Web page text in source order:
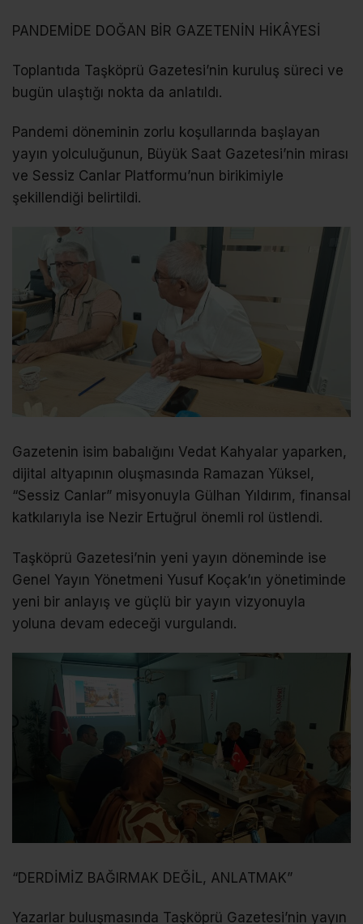
PANDEMİDE DOĞAN BİR GAZETENİN HİKÂYESİ
Toplantıda Taşköprü Gazetesi’nin kuruluş süreci ve
bugün ulaştığı nokta da anlatıldı.
Pandemi döneminin zorlu koşullarında başlayan
yayın yolculuğunun, Büyük Saat Gazetesi’nin mirası
ve Sessiz Canlar Platformu’nun birikimiyle
şekillendiği belirtildi.
Gazetenin isim babalığını Vedat Kahyalar yaparken,
dijital altyapının oluşmasında Ramazan Yüksel,
“Sessiz Canlar” misyonuyla Gülhan Yıldırım, finansal
katkılarıyla ise Nezir Ertuğrul önemli rol üstlendi.
Taşköprü Gazetesi’nin yeni yayın döneminde ise
Genel Yayın Yönetmeni Yusuf Koçak’ın yönetiminde
yeni bir anlayış ve güçlü bir yayın vizyonuyla
yoluna devam edeceği vurgulandı.
“DERDİMİZ BAĞIRMAK DEĞİL, ANLATMAK”
Yazarlar buluşmasında Taşköprü Gazetesi’nin yayın